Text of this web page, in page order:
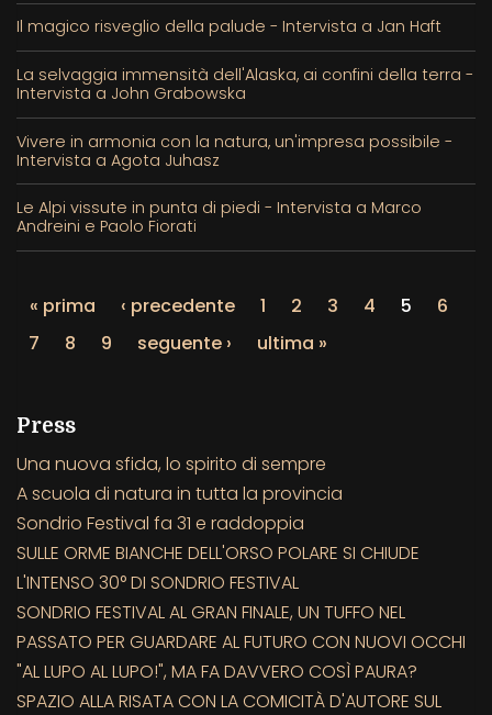
Il magico risveglio della palude - Intervista a Jan Haft
La selvaggia immensità dell'Alaska, ai confini della terra -
Intervista a John Grabowska
Vivere in armonia con la natura, un'impresa possibile -
Intervista a Agota Juhasz
Le Alpi vissute in punta di piedi - Intervista a Marco
Andreini e Paolo Fiorati
« prima ‹ precedente 1 2 3 4 5
6
7
8 9 seguente › ultima »
Press
Una nuova sfida, lo spirito di sempre
A scuola di natura in tutta la provincia
Sondrio Festival fa 31 e raddoppia
SULLE ORME BIANCHE DELL'ORSO POLARE SI CHIUDE
L'INTENSO 30° DI SONDRIO FESTIVAL
SONDRIO FESTIVAL AL GRAN FINALE, UN TUFFO NEL
PASSATO PER GUARDARE AL FUTURO CON NUOVI OCCHI
"AL LUPO AL LUPO!", MA FA DAVVERO COSÌ PAURA?
SPAZIO ALLA RISATA CON LA COMICITÀ D'AUTORE SUL